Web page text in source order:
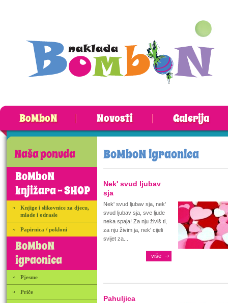
BoMboN Novosti Galerija
Naša ponuda
BoMboN
knjižara - SHOP
Knjige i slikovnice za djecu,
mlade i odrasle
Papirnica / pokloni
BoMboN
igraonica
Pjesme
Priče
BoMboN igraonica
Nek' svud ljubav
sja
Nek' svud ljubav sja, nek'
svud ljubav sja, sve ljude
neka spaja! Za nju živiš ti,
za nju živim ja, nek' cijeli
svijet za...
više
Pahuljica